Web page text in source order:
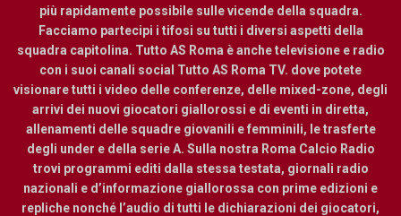
più rapidamente possibile sulle vicende della squadra.
Facciamo partecipi i tifosi su tutti i diversi aspetti della
squadra capitolina. Tutto AS Roma è anche televisione e radio
con i suoi canali social Tutto AS Roma TV. dove potete
visionare tutti i video delle conferenze, delle mixed-zone, degli
arrivi dei nuovi giocatori giallorossi e di eventi in diretta,
allenamenti delle squadre giovanili e femminili, le trasferte
degli under e della serie A. Sulla nostra Roma Calcio Radio
trovi programmi editi dalla stessa testata, giornali radio
nazionali e d’informazione giallorossa con prime edizioni e
repliche nonché l’audio di tutti le dichiarazioni dei giocatori,